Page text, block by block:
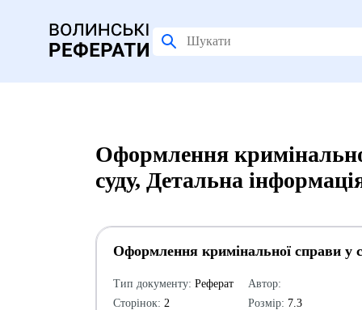
Оформлення
суду, Детальна
Оформлення кримінальної справи у
Тип документу: Реферат
Сторінок: 2
Автор:
Розмір: 7.3